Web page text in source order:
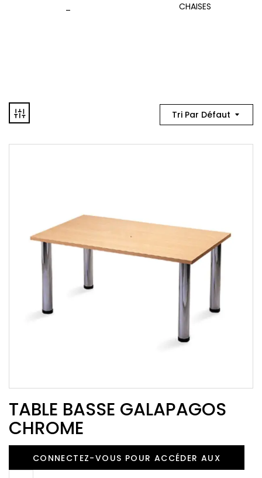
CHAISES
Tri Par Défaut
TABLE BASSE GALAPAGOS
CHROME
CONNECTEZ-VOUS POUR ACCÉDER AUX